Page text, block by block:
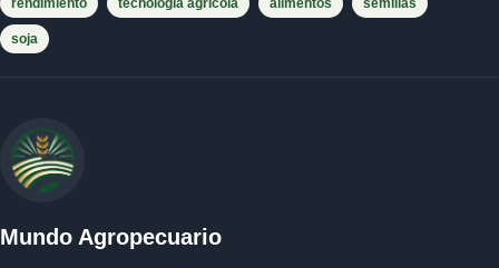
rendimiento tecnología agrícola alimentos semillas
soja
Mundo Agropecuario